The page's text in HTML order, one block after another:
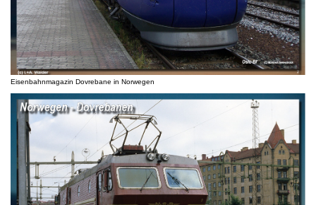
Eisenbahnmagazin Dovrebane in Norwegen